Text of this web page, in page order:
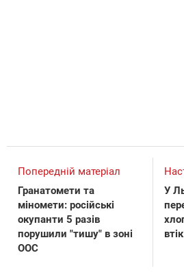
Попередній матеріал
Гранатомети та
міномети: російські
окупанти 5 разів
порушили "тишу" в зоні
ООС
У